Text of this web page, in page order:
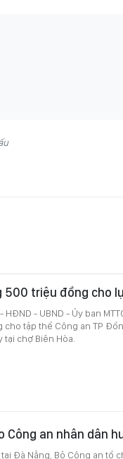
500 triệu đồng cho
HĐND - UBND - Ủy ban
cho tập thể Công an TP
tại chợ Biên Hòa.
Công an nhân dân
Đà Nẵng, Bộ Công an tổ